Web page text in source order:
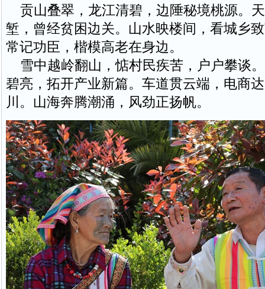
贡山叠翠，龙江清碧，边陲秘境桃源。
堑，曾经贫困边关。山水映楼间，看城乡
常记功臣，楷模高老在身边。
雪中越岭翻山，惦村民疾苦，户户攀谈
碧亮，拓开产业新篇。车道贯云端，电商
川。山海奔腾潮涌，风劲正扬帆。